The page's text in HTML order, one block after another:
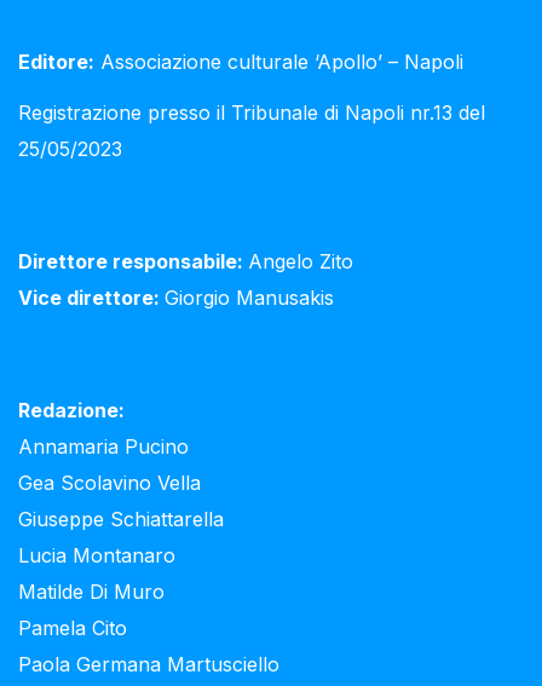
Editore: Associazione culturale ‘Apollo’ – Napoli
Registrazione presso il Tribunale di Napoli nr.13 del
25/05/2023
Direttore responsabile: Angelo Zito
Vice direttore: Giorgio Manusakis
Redazione:
Annamaria Pucino
Gea Scolavino Vella
Giuseppe Schiattarella
Lucia Montanaro
Matilde Di Muro
Pamela Cito
Paola Germana Martusciello